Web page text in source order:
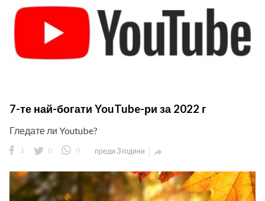
7-те най-богати YouTube-ри за 2022 г
Гледате ли Youtube?
1 0 0 преди 3 години 